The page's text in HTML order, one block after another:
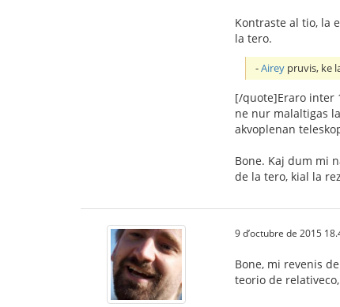
Kontraste al tio, la
la tero.
-Airey pruvis, ke
[/quote]Eraro inter
ne nur malaltigas
akvoplenan
Bone. Kaj dum mi
de la tero, kial la
9 d’octubre de 2015
Bone, mi revenis
teorio de